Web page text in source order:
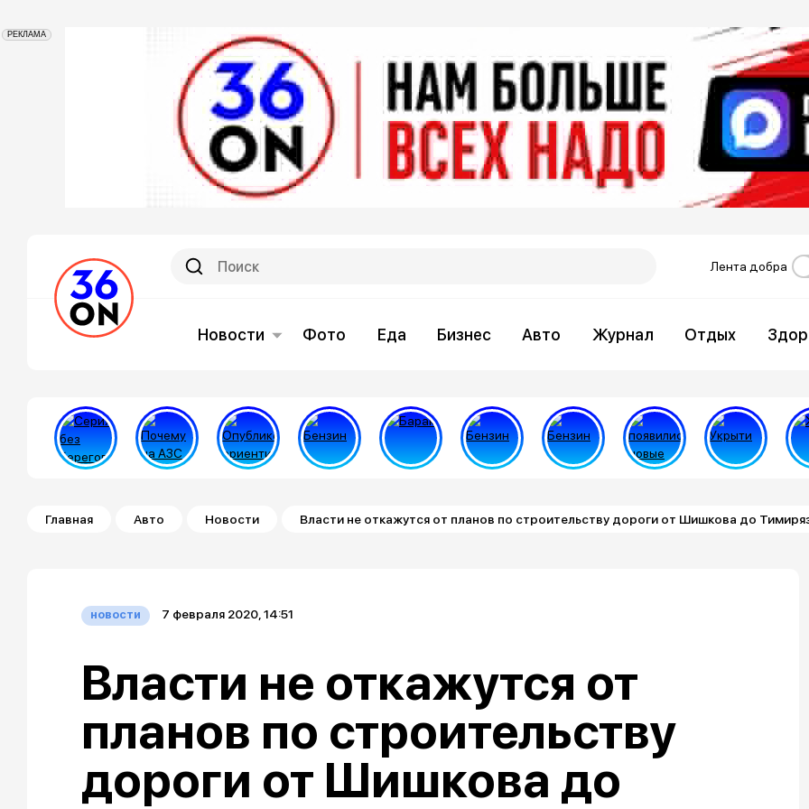
РЕКЛАМА
Лента добра
Новости Фото Еда Бизнес Авто Журнал Отдых
Строка навигации
Главная Авто Новости Власти не откажутся от планов по строительству дороги от Шишкова до
новости 7 февраля 2020, 14:51
Власти не откажутся от
планов по строительству
дороги от Шишкова до